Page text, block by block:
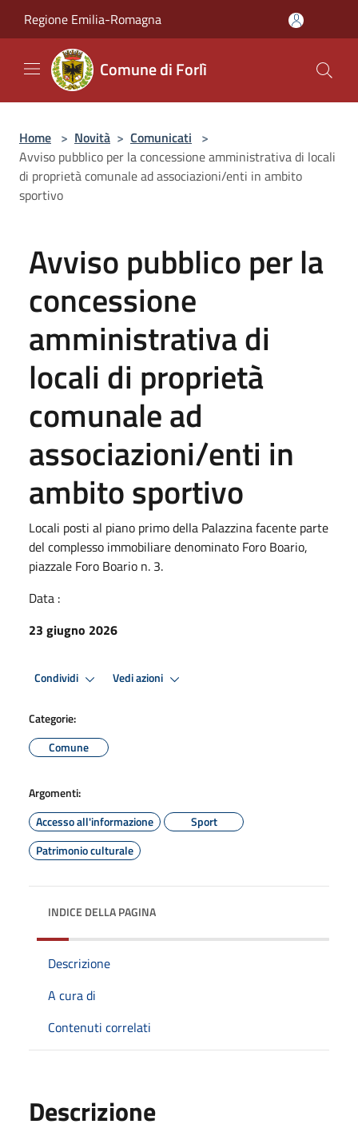
Regione Emilia-Romagna
Comune di Forlì
Home > Novità > Comunicati >
Avviso pubblico per la concessione amministrativa di locali
di proprietà comunale ad associazioni/enti in ambito
sportivo
Avviso pubblico per la
concessione
amministrativa di
locali di proprietà
comunale ad
associazioni/enti in
ambito sportivo
Locali posti al piano primo della Palazzina facente parte
del complesso immobiliare denominato Foro Boario,
piazzale Foro Boario n. 3.
Data :
23 giugno 2026
Condividi Vedi azioni
Categorie:
Comune
Argomenti:
Accesso all'informazione
Sport
Patrimonio culturale
INDICE DELLA PAGINA
Descrizione
A cura di
Contenuti correlati
Descrizione